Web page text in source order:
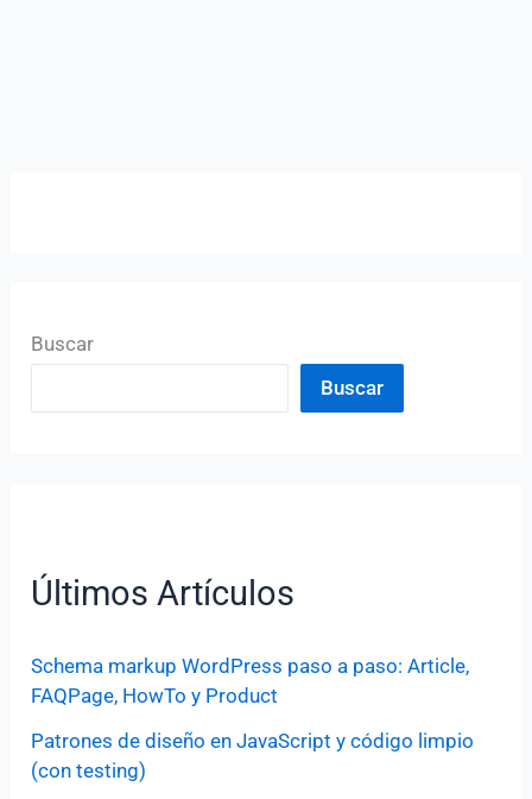
Buscar
Buscar
Últimos Artículos
Schema markup WordPress paso a paso: Article,
FAQPage, HowTo y Product
Patrones de diseño en JavaScript y código limpio
(con testing)